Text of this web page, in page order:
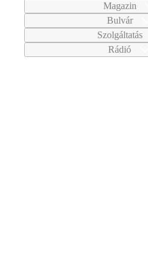
Magazin
Bulvár
Szolgáltatás
Rádió